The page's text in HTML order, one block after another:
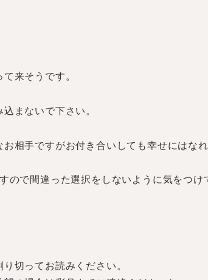
来そうです。
まないで下さい。
相手ですがお付き合いしても幸せにはなれ
ので間違った選択をしないように気をつけ
切ってお読みください。